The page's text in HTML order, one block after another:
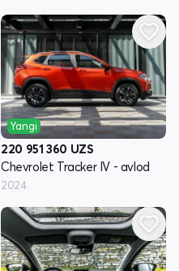
Yangi
220 951 360 UZS
Chevrolet Tracker IV - avlod
2024